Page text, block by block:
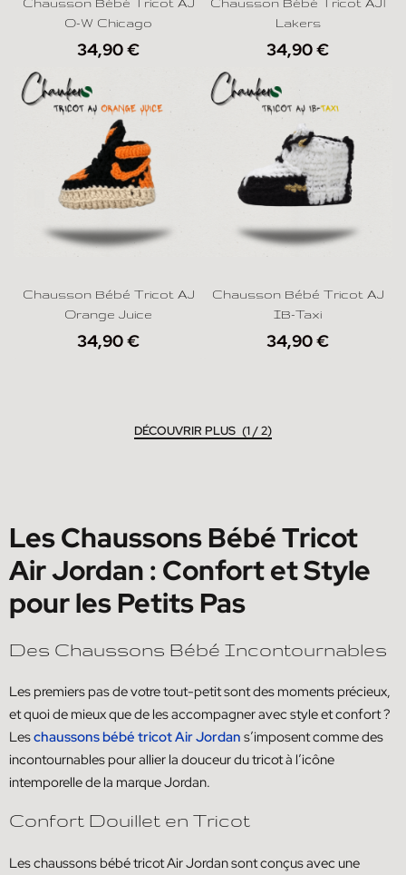
Chausson Bébé Tricot AJ
O-W Chicago
34,90€
Chausson Bébé Tricot AJ1
Lakers
34,90€
Chausson Bébé Tricot AJ
Orange Juice
34,90€
Chausson Bébé Tricot AJ
IB-Taxi
34,90€
(1 / 2)
Les Chaussons Bébé Tricot
Air Jordan : Confort et Style
pour les Petits Pas
Des Chaussons Bébé Incontournables
Les premiers pas de votre tout-petit sont des moments précieux,
et quoi de mieux que de les accompagner avec style et confort ?
Leschaussons bébé tricot Air Jordan s’imposent comme des
incontournables pour allier la douceur du tricot à l’icône
intemporelle de la marque Jordan.
Confort Douillet en Tricot
Les chaussons bébé tricot Air Jordan sont conçus avec une